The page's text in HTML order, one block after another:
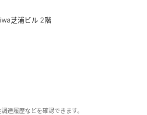
芝浦ビル 2階
達履歴などを確認できます。